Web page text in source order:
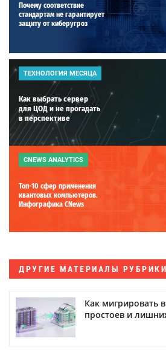
Почему соответствие
стандартам не гарантирует
защиту от киберугроз
ТЕХНОЛОГИЯ МЕСЯЦА
Как выбрать сервер
для ЦОД и не прогадать
в перспективе
CNEWS ANALYTICS
Топ-10 сфер применения
квантовых компьютеров.
Инфографика CNews
ДРУГИЕ МАТЕРИАЛЫ РУБРИКИ
Как мигрировать
простоев и